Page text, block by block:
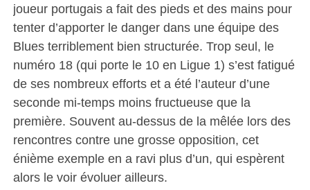
joueur portugais a fait des pieds et des mains pour
tenter d’apporter le danger dans une équipe des
Blues terriblement bien structurée. Trop seul, le
numéro 18 (qui porte le 10 en Ligue 1) s’est fatigué
de ses nombreux efforts et a été l’auteur d’une
seconde mi-temps moins fructueuse que la
première. Souvent au-dessus de la mêlée lors des
rencontres contre une grosse opposition, cet
énième exemple en a ravi plus d’un, qui espèrent
alors le voir évoluer ailleurs.